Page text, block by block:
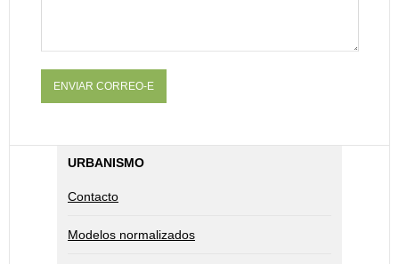
ENVIAR CORREO-E
URBANISMO
Contacto
Modelos normalizados